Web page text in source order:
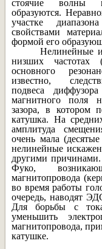
стоячие волны
образуются.
участке
свойствами
формой его
Нелинейные
низших частотах
основного
известно,
подвеса
магнитного поля
зазора, в котором
катушка. На
амплитуда
очень мала
нелинейные
другими
Фуко,
магнитопровода
во время работы
очередь, наводят
Для борьбы с
уменьшить
магнитопровода,
катушке.